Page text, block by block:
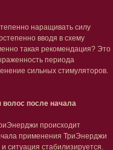
наращивать силу
вводя в схему
такая рекомендация? Это
периода
сильных стимуляторов.
волос после начала
происходит
применения ТриЭнерджи
ситуация стабилизируется.